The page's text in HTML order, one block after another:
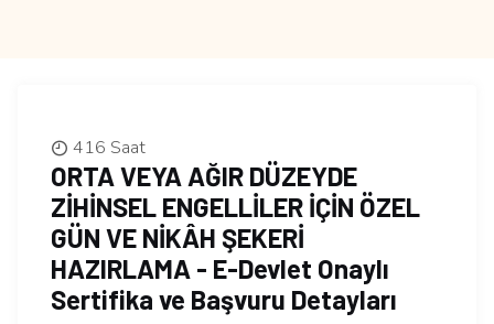
416 Saat
ORTA VEYA AĞIR DÜZEYDE
ZİHİNSEL ENGELLİLER İÇİN ÖZEL
GÜN VE NİKÂH ŞEKERİ
HAZIRLAMA - E-Devlet Onaylı
Sertifika ve Başvuru Detayları